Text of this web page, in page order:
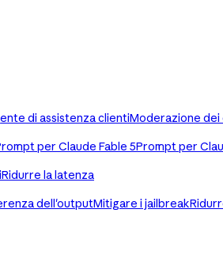
di assistenza clientiModerazione
per Claude Fable 5Prompt per
Ridurre la latenza
dell'outputMitigare i jailbreak